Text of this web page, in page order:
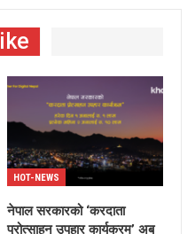
HOT-NEWS
नेपाल सरकारको ‘करदाता
प्रोत्साहन उपहार कार्यक्रम’ अब